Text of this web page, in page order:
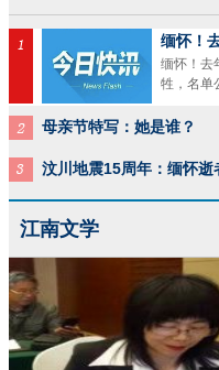
缅怀！
缅怀！去
牲，名单
母亲节特写：她是谁？
汶川地震15周年：缅怀逝
江南文学